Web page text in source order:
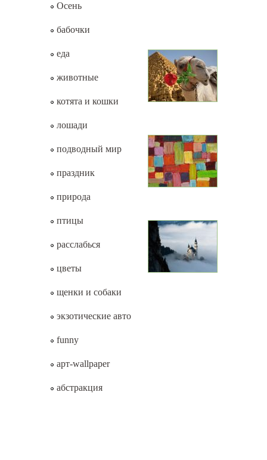
Осень
бабочки
еда
животные
котята и кошки
лошади
подводный мир
праздник
природа
птицы
расслабься
цветы
щенки и собаки
экзотические авто
funny
арт-wallpaper
абстракция